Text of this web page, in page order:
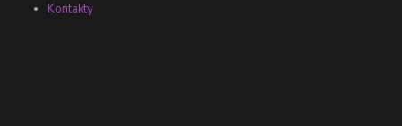
Kontakty